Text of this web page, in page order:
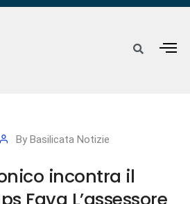
By Basilicata Notizie
incontra il